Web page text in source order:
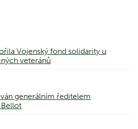
Vojenský fond solidarity u
veteránů
generálním ředitelem